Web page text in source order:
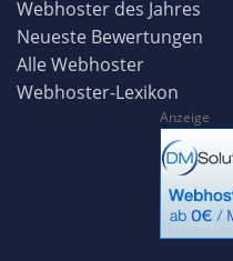
Webhoster des Jahres
Neueste Bewertungen
Alle Webhoster
Webhoster-Lexikon
Anzeige